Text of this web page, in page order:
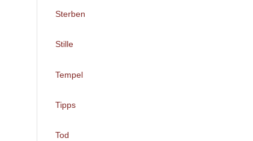
Sterben
Stille
Tempel
Tipps
Tod